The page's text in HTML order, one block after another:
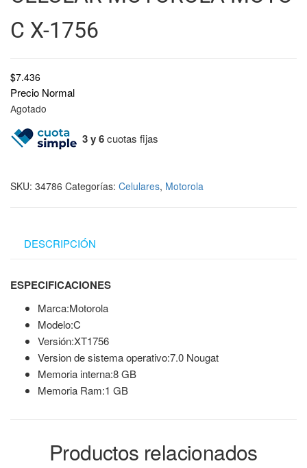
C X-1756
$7.436
Precio Normal
Agotado
3 y 6cuotas fijas
SKU: 34786 Categorías: Celulares, Motorola
DESCRIPCIÓN
ESPECIFICACIONES
Marca:Motorola
Modelo:C
Versión:XT1756
Version de sistema operativo:7.0 Nougat
Memoria interna:8 GB
Memoria Ram:1 GB
Productos relacionados